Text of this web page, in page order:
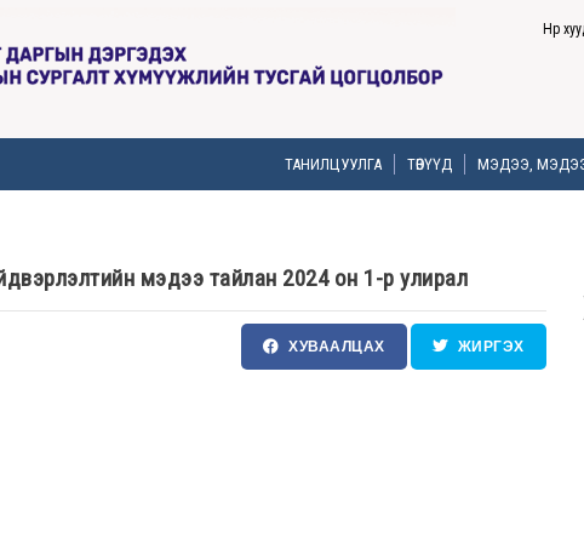
Нүүр
ТАНИЛЦУУЛГА ТӨВҮҮД МЭДЭЭ,
мэдээ тайлан 2024 он 1-р улирал
ХУВААЛЦАХ ЖИРГЭХ